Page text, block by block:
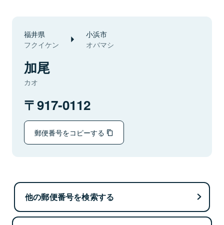
福井県
フクイケン
小浜市
オバマシ
加尾
カオ
917-0112
郵便番号をコピーする
他の郵便番号を検索する